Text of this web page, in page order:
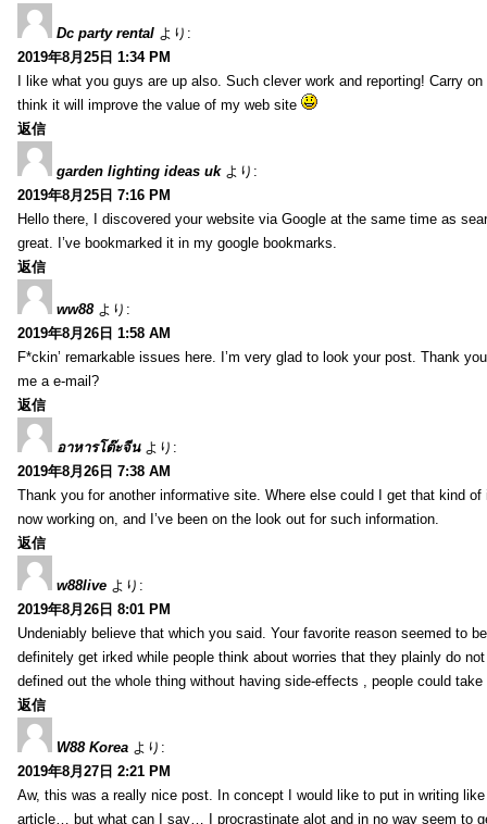
Dc party rental より:
2019年8月25日 1:34 PM
I like what you guys are up also. Such clever work and reporting! Carry
think it will improve the value of my web site
返信
garden lighting ideas uk より:
2019年8月25日 7:16 PM
Hello there, I discovered your website via Google at the same time as
great. I’ve bookmarked it in my google bookmarks.
返信
ww88 より:
2019年8月26日 1:58 AM
F*ckin’ remarkable issues here. I’m very glad to look your post. Thank
me a e-mail?
返信
อาหารโต๊ะจีน より:
2019年8月26日 7:38 AM
Thank you for another informative site. Where else could I get that kind
now working on, and I’ve been on the look out for such information.
返信
w88live より:
2019年8月26日 8:01 PM
Undeniably believe that which you said. Your favorite reason seemed to
definitely get irked while people think about worries that they plainly do
defined out the whole thing without having side-effects , people could
返信
W88 Korea より:
2019年8月27日 2:21 PM
Aw, this was a really nice post. In concept I would like to put in writing
article… but what can I say… I procrastinate alot and in no way seem to